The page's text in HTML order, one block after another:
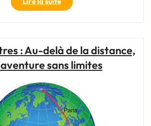
éco-
responsable
Engageons-
nous
pour
avenir
durable"
: Au-delà de la distance,
sans limites